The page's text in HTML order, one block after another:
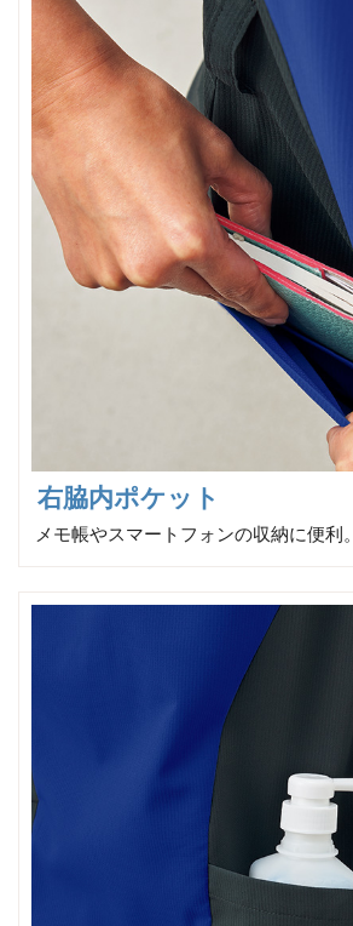
右脇内ポケット
メモ帳やスマートフォンの収納に便利。